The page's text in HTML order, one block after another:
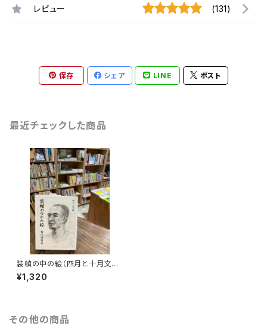
レビュー (131)
保存 シェア LINE ポスト
最近チェックした商品
装幀の中の絵（四月と十月文
庫）
¥1,320
その他の商品